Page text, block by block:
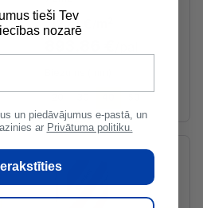
12.41 €
tieši Tev
nozarē
un piedāvājumus e-pastā, un
ar Privātuma politiku.